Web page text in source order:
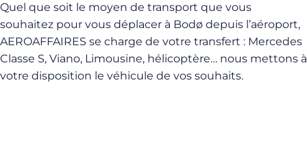
Quel que soit le moyen de transport que vous
souhaitez pour vous déplacer à Bodø depuis l’aéroport,
AEROAFFAIRES se charge de votre transfert : Mercedes
Classe S, Viano, Limousine, hélicoptère… nous mettons à
votre disposition le véhicule de vos souhaits.